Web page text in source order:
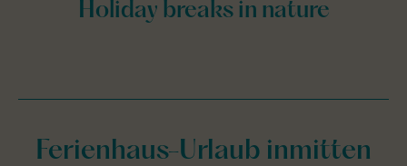
Ferienhaus-Urlaub inmitten